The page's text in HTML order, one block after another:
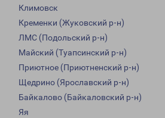
Климовск
Кременки (Жуковский р-н)
ЛМС (Подольский р-н)
Майский (Туапсинский р-н)
Приютное (Приютненский р-н)
Щедрино (Ярославский р-н)
Байкалово (Байкаловский р-н)
Яя